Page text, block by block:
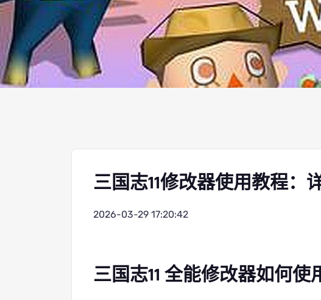
三国志11修改器使用教程：
2026-03-29 17:20:42
三国志11 全能修改器如何使